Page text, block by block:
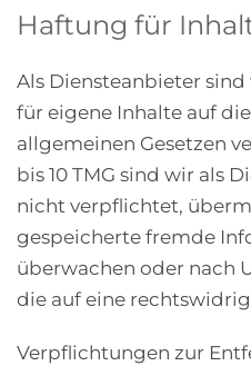
Haftung für
Als Diensteanbieter sind
für eigene Inhalte auf
allgemeinen Gesetzen
bis 10 TMG sind wir als
nicht verpflichtet,
gespeicherte fremde
überwachen oder nach
die auf eine
Verpflichtungen zur